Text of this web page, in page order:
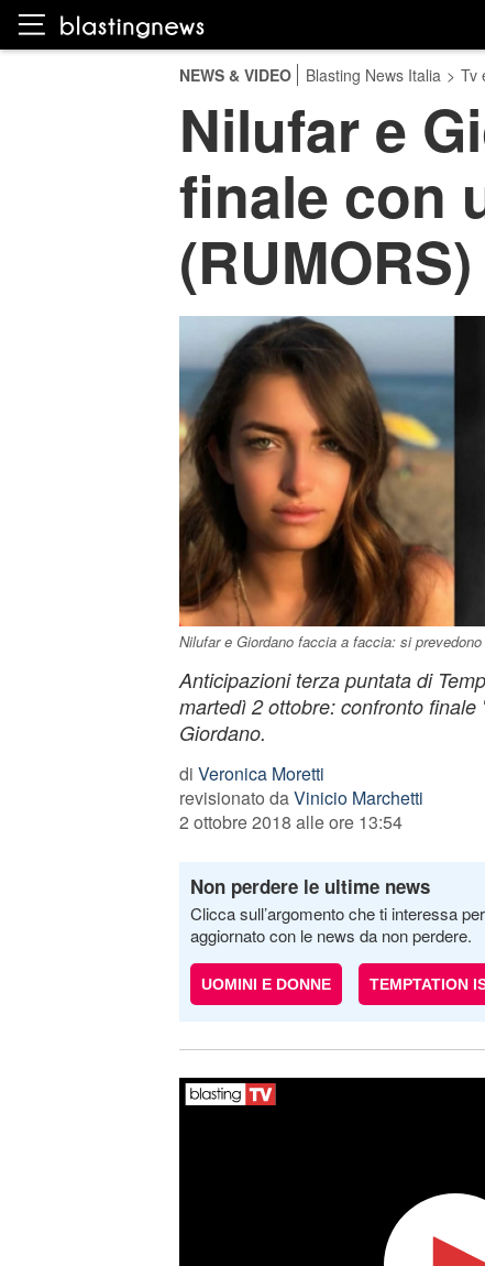
NEWS & VIDEO Blasting News Italia > Tv
Nilufar e
finale con
(RUMORS)
Nilufar e Giordano faccia a faccia: si
Anticipazioni terza puntata di
martedì 2 ottobre: confronto finale
Giordano.
di Veronica Moretti
revisionato daVinicio Marchetti
2 ottobre 2018 alle ore 13:54
Non perdere le ultime news
Clicca sull’argomento che ti interessa
aggiornato con le news da non perdere.
UOMINI E DONNE TEMPTATION